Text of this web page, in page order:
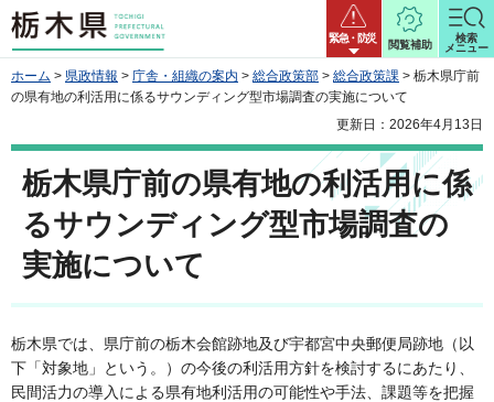
栃木県 緊急・防災
閲覧補助
検索
メニュー
ホーム > 県政情報 > 庁舎・組織の案内 > 総合政策部 > 総合政策課 > 栃木県庁前
の県有地の利活用に係るサウンディング型市場調査の実施について
更新日：2026年4月13日
栃木県庁前の県有地の利活用に係
るサウンディング型市場調査の
実施について
栃木県では、県庁前の栃木会館跡地及び宇都宮中央郵便局跡地（以
下「対象地」という。）の今後の利活用方針を検討するにあたり、
民間活力の導入による県有地利活用の可能性や手法、課題等を把握